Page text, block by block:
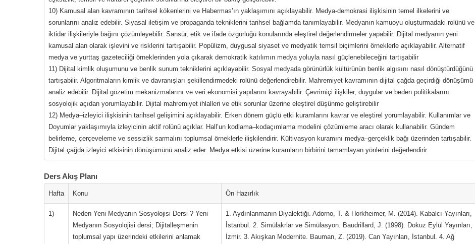
10) Kamusal alan kavramının tarihsel kökenlerini ve Habermas’ın yaklaşımını açıklayabilir. Medya-demokrasi ilişkisinin temel ilkelerini ve
sorunlarını analiz edebilir. Siyasal iletişim ve propaganda tekniklerini tarihsel bağlamda tanımlayabilir. Medyanın kamuoyu oluşturmadaki rolünü ve
iktidar ilişkileriyle bağını çözümleyebilir. Sansür, etik ve ifade özgürlüğü konularında eleştirel değerlendirmeler yapabilir. Dijital medyanın yeni
kamusal alan olarak işlevini ve risklerini tartışabilir. Popülizm, duygusal siyaset ve medyatik temsil biçimlerini örneklerle açıklayabilir. Alternatif
medya ve yurttaş gazeteciliği örneklerinden yola çıkarak demokratik katılımın medya yoluyla nasıl güçlenebileceğini tartışabilir
11) Dijital kimlik oluşumunu ve benlik sunum tekniklerini açıklayabilir. Sosyal medyada görünürlük kültürünün benlik algısını nasıl dönüştürdüğünü
tartışabilir. Algoritmaların kimlik ve davranışları şekillendirmedeki rolünü değerlendirebilir. Mahremiyet kavramının dijital çağda geçirdiği dönüşümü
analiz edebilir. Dijital gözetim mekanizmalarını ve veri ekonomisi yapılarını kavrayabilir. Çevrimiçi ilişkiler, duygular ve beden politikalarını
sosyolojik açıdan yorumlayabilir. Dijital mahremiyet ihlalleri ve etik sorunlar üzerine eleştirel düşünme geliştirebilir
12) Medya–izleyici ilişkisinin tarihsel gelişimini açıklayabilir. Erken dönem güçlü etki kuramlarını kavrar ve eleştirel yorumlayabilir. Kullanımlar ve
Doyumlar yaklaşımıyla izleyicinin aktif rolünü açıklar. Hall’un kodlama–kodaçımlama modelini çözümleme aracı olarak kullanabilir. Gündem
belirleme, çerçeveleme ve sessizlik sarmalını toplumsal örneklerle ilişkilendirir. Kültivasyon kuramını medya–gerçeklik bağı üzerinden tartışabilir.
Dijital çağda izleyici etkisinin dönüşümünü analiz eder. Medya etkisi üzerine kuramların birbirini tamamlayan yönlerini değerlendirir.
Ders Akış Planı
Hafta Konu Ön Hazırlık
1)
Neden Yeni Medyanın Sosyolojisi Dersi ? Yeni
Medyanın Sosyolojisi dersi; Dijitalleşmenin
toplumsal yapı üzerindeki etkilerini anlamak
1. Aydınlanmanın Diyalektiği. Adorno, T. & Horkheimer, M. (2014). Kabalcı Yayınları,
İstanbul. 2. Simülakrlar ve Simülasyon. Baudrillard, J. (1998). Dokuz Eylül Yayınları,
İzmir. 3. Akışkan Modernite. Bauman, Z. (2019). Can Yayınları, İstanbul. 4. Ağ